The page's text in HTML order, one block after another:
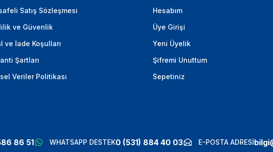
Satış Sözleşmesi
ve Güvenlik
ve İade Koşulları
Şartları
Veriler Politikası
Hesabım
Üye Girişi
Yeni Üyelik
Şifremi Unuttum
Sepetiniz
86 51 WHATSAPP DESTEK0 (531) 884 40 03 E-POSTA ADRESİ